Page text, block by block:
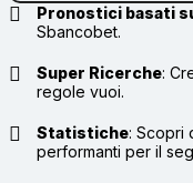
Pronostici basati
Sbancobet.
Super Ricerche:
regole vuoi.
Statistiche: Scopri
performanti per il